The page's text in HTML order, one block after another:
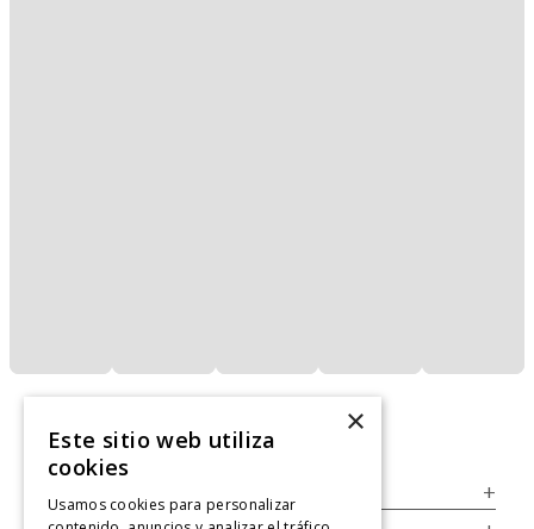
+
×
Este sitio web utiliza
cookies
Usamos cookies para personalizar